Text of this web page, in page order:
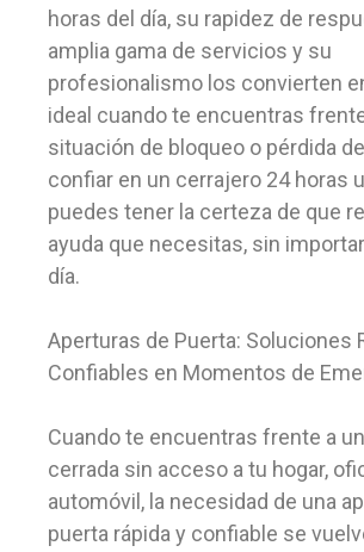
horas del día, su rapidez de
amplia gama de servicios y su
profesionalismo los convierten
ideal cuando te encuentras
situación de bloqueo o pérdida
confiar en un cerrajero 24 horas
puedes tener la certeza de que
ayuda que necesitas, sin importar
día.
Aperturas de Puerta: Soluciones
Confiables en Momentos de
Cuando te encuentras frente a
cerrada sin acceso a tu hogar,
automóvil, la necesidad de una
puerta rápida y confiable se